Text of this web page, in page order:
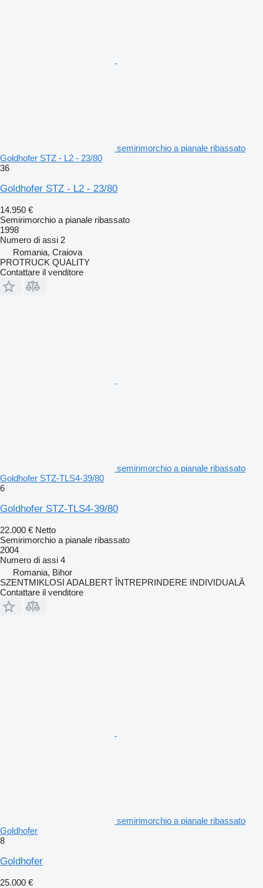
semirimorchio a pianale ribassato
Goldhofer STZ - L2 - 23/80
36
Goldhofer STZ - L2 - 23/80
14.950 €
Semirimorchio a pianale ribassato
1998
Numero di assi 2
Romania, Craiova
PROTRUCK QUALITY
Contattare il venditore
semirimorchio a pianale ribassato
Goldhofer STZ-TLS4-39/80
6
Goldhofer STZ-TLS4-39/80
22.000 € Netto
Semirimorchio a pianale ribassato
2004
Numero di assi 4
Romania, Bihor
SZENTMIKLOSI ADALBERT ÎNTREPRINDERE INDIVIDUALĂ
Contattare il venditore
semirimorchio a pianale ribassato
Goldhofer
8
Goldhofer
25.000 €